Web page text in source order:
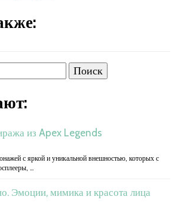
из Apex Legends
с яркой и уникальной внешностью, которых с
…
Эмоции, мимика и красота лица